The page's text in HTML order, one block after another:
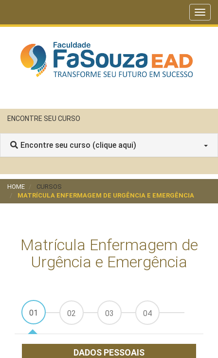
ENCONTRE SEU CURSO
Encontre seu curso (clique aqui)
HOME
CURSOS
MATRÍCULA ENFERMAGEM DE URGÊNCIA E EMERGÊNCIA
Matrícula Enfermagem de
Urgência e Emergência
01 02 03 04
DADOS PESSOAIS